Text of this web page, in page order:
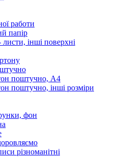
работи
папір
інші поверхні
поштучно, А4
поштучно, інші розміри
фон
різноманітні